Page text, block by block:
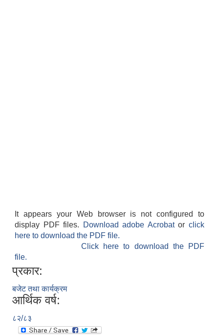
It appears your Web browser is not configured to
display PDF files.
Download adobe Acrobatorclick
here to download the PDF file.
Click here to download the PDF
file.
प्रकार:
बजेट तथा कार्यक्रम
आर्थिक वर्ष:
८२/८३